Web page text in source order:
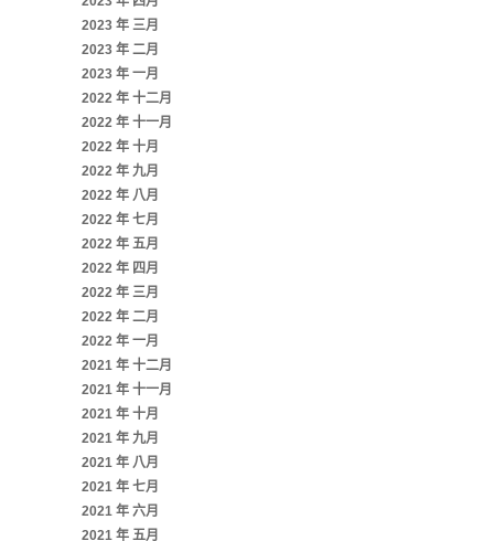
2023 年 三月
2023 年 二月
2023 年 一月
2022 年 十二月
2022 年 十一月
2022 年 十月
2022 年 九月
2022 年 八月
2022 年 七月
2022 年 五月
2022 年 四月
2022 年 三月
2022 年 二月
2022 年 一月
2021 年 十二月
2021 年 十一月
2021 年 十月
2021 年 九月
2021 年 八月
2021 年 七月
2021 年 六月
2021 年 五月